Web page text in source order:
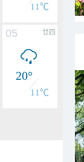
11℃
廿四
05
20°
11℃